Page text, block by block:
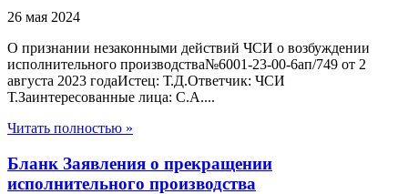
26 мая 2024
О признании незаконными действий ЧСИ о возбуждении
исполнительного производства№6001-23-00-6ап/749 от 2
августа 2023 годаИстец: Т.Д.Ответчик: ЧСИ
Т.Заинтересованные лица: С.А....
Читать полностью »
Бланк Заявления о прекращении
исполнительного производства